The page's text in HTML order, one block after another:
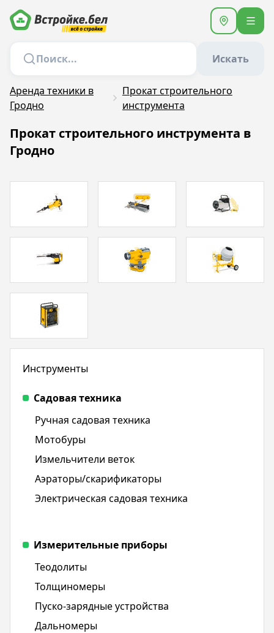
Искать
Аренда техники в
Гродно
Прокат строительного
инструмента
Прокат строительного инструмента в
Гродно
Инструменты
Садовая техника
Ручная садовая техника
Мотобуры
Измельчители веток
Аэраторы/скарификаторы
Электрическая садовая техника
Измерительные приборы
Теодолиты
Толщиномеры
Пуско-зарядные устройства
Дальномеры